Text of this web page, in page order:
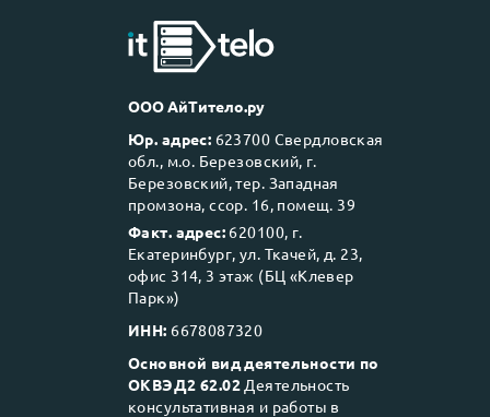
ООО АйТитело.ру
Юр. адрес: 623700 Свердловская
обл., м.о. Березовский, г.
Березовский, тер. Западная
промзона, ссор. 16, помещ. 39
Факт. адрес: 620100, г.
Екатеринбург, ул. Ткачей, д. 23,
офис 314, 3 этаж (БЦ «Клевер
Парк»)
ИНН: 6678087320
Основной вид деятельности по
ОКВЭД2 62.02 Деятельность
консультативная и работы в